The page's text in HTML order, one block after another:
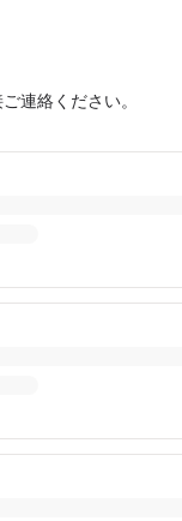
連絡ください。